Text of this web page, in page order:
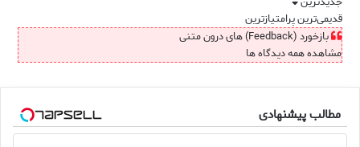
قدیمی‌ترینپرامتیازترین
بازخورد (Feedback) های درون متنی
مشاهده همه دیدگاه ها
مطالب پیشنهادی